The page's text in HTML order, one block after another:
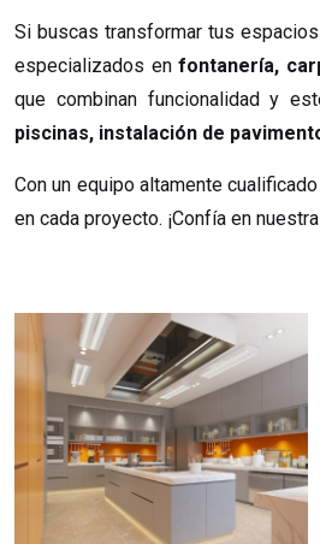
Si buscas transformar tus
especializados enfontanería,
que combinan funcionalidad y
piscinas, instalación de
Con un equipo altamente
en cada proyecto. ¡Confía en